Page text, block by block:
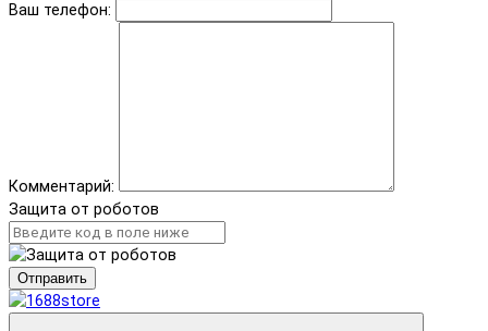
Ваш телефон:
Комментарий:
Защита от роботов
Отправить